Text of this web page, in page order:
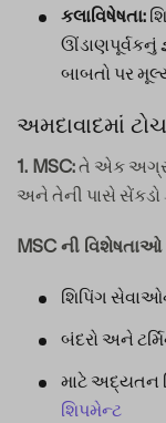
કલાવિષેષતા:
ઊંડાણપૂર્વકનું
બાબતો પર
અમદાવાદમાં
1. MSC:તે એક
અને તેની પાસે સેંકડો
MSC ની વિશેષતાઓ
શિપિંગ
બંદરો અને
માટે અદ્યતન
શિપમેન્ટ